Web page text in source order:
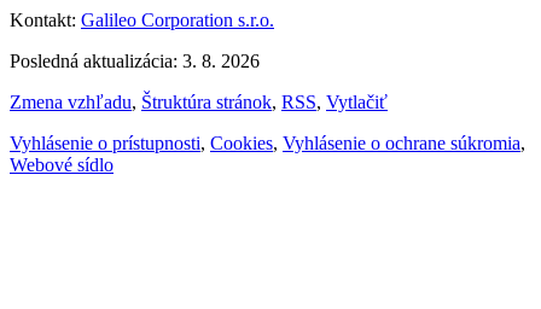
Kontakt: Galileo Corporation s.r.o.
Posledná aktualizácia: 3. 8. 2026
Zmena vzhľadu, Štruktúra stránok, RSS, Vytlačiť
Vyhlásenie o prístupnosti, Cookies, Vyhlásenie o ochrane súkromia,
Webové sídlo